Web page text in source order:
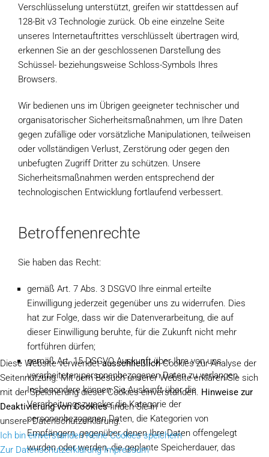
Verschlüsselung unterstützt, greifen wir stattdessen auf
128-Bit v3 Technologie zurück. Ob eine einzelne Seite
unseres Internetauftrittes verschlüsselt übertragen wird,
erkennen Sie an der geschlossenen Darstellung des
Schüssel- beziehungsweise Schloss-Symbols Ihres
Browsers.
Wir bedienen uns im Übrigen geeigneter technischer und
organisatorischer Sicherheitsmaßnahmen, um Ihre Daten
gegen zufällige oder vorsätzliche Manipulationen, teilweisen
oder vollständigen Verlust, Zerstörung oder gegen den
unbefugten Zugriff Dritter zu schützen. Unsere
Sicherheitsmaßnahmen werden entsprechend der
technologischen Entwicklung fortlaufend verbessert.
Betroffenenrechte
Sie haben das Recht:
gemäß Art. 7 Abs. 3 DSGVO Ihre einmal erteilte
Einwilligung jederzeit gegenüber uns zu widerrufen. Dies
hat zur Folge, dass wir die Datenverarbeitung, die auf
dieser Einwilligung beruhte, für die Zukunft nicht mehr
fortführen dürfen;
gemäß Art. 15 DSGVO Auskunft über Ihre von uns
verarbeiteten personenbezogenen Daten zu verlangen.
Insbesondere können Sie Auskunft über die
Verarbeitungszwecke, die Kategorie der
personenbezogenen Daten, die Kategorien von
Empfängern, gegenüber denen Ihre Daten offengelegt
wurden oder werden, die geplante Speicherdauer, das
Diese Website verwendetausschließlichCookies zur Analyse der
Seitennutzung. Mit dem Besuch unserer Website erklären Sie sich
mit der Speicherung dieser Cookies einverstanden. Hinweise zur
Deaktivierung von Cookiesfinden Sie in
unserer Datenschutzerklärung.
Ich bin einverstanden Keine Cookies speichern
Zur Datenschutzerklärung Impressum